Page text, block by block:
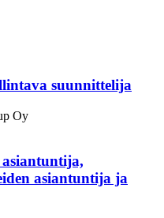
suunnittelija
Oy
asiantuntija ja